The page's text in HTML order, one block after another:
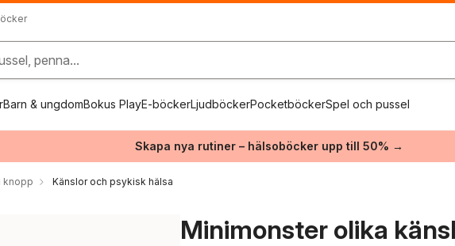
penna...
Barn & ungdomBokus PlayE-böckerLjudböckerPocketböckerSpel och pussel
Skapa nya rutiner – hälsoböcker upp till 50% →
knopp Känslor och psykisk hälsa
Minimonster olika